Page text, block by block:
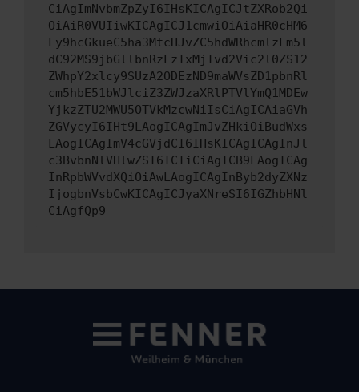
CiAgImNvbmZpZyI6IHsKICAgICJtZXRob2Qi
OiAiR0VUIiwKICAgICJ1cmwiOiAiaHR0cHM6
Ly9hcGkueC5ha3MtcHJvZC5hdWRhcmlzLm5l
dC92MS9jbGllbnRzLzIxMjIvd2Vic2l0ZS12
ZWhpY2xlcy9SUzA2ODEzND9maWVsZD1pbnRl
cm5hbE51bWJlciZ3ZWJzaXRlPTVlYmQ1MDEw
YjkzZTU2MWU5OTVkMzcwNiIsCiAgICAiaGVh
ZGVycyI6IHt9LAogICAgImJvZHkiOiBudWxs
LAogICAgImV4cGVjdCI6IHsKICAgICAgInJl
c3BvbnNlVHlwZSI6ICIiCiAgICB9LAogICAg
InRpbWVvdXQiOiAwLAogICAgInByb2dyZXNz
IjogbnVsbCwKICAgICJyaXNreSI6IGZhbHNl
CiAgfQp9